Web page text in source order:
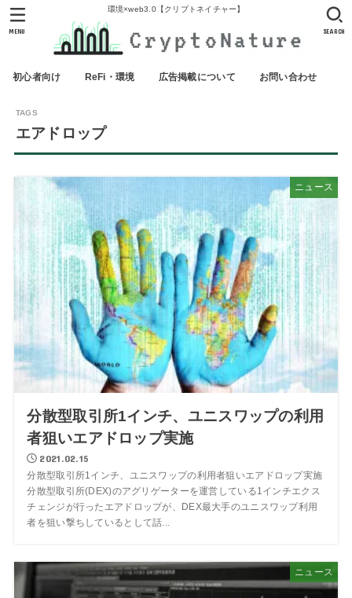
環境×web3.0【クリプトネイチャー】
初心者向け ReFi・環境 広告掲載について お問い合わせ
SEARCH
MENU
エアドロップ
ニュース
分散型取引所1インチ、ユニスワップの利用
者狙いエアドロップ実施
2021.02.15
分散型取引所1インチ、ユニスワップの利用者狙いエアドロップ実施
分散型取引所(DEX)のアグリゲーターを運営している1インチエクス
チェンジが行ったエアドロップが、DEX最大手のユニスワップ利用
者を狙い撃ちしているとして話...
ニュース